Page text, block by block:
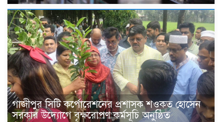
গাজীপুর সিটি কর্পোরেশনের প্রশাসক শওকত হোসেন
সরকার উদ্যোগে বৃক্ষরোপণ কর্মসূচি অনুষ্ঠিত